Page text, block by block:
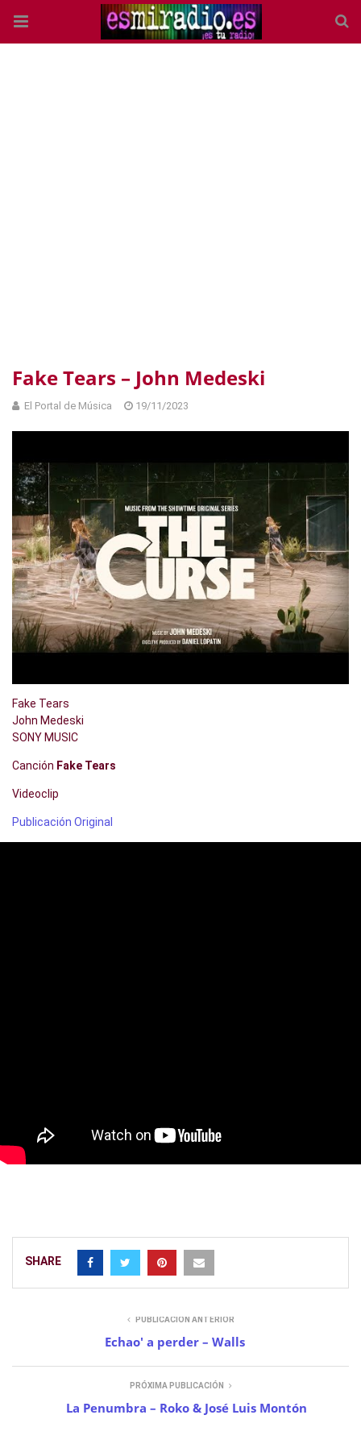
Fake Tears – John Medeski
El Portal de Música 19/11/2023
Fake Tears
John Medeski
SONY MUSIC
Canción Fake Tears
Videoclip
Publicación Original
SHARE
PUBLICACIÓN ANTERIOR
Echao' a perder – Walls
PRÓXIMA PUBLICACIÓN
La Penumbra – Roko & José Luis Montón